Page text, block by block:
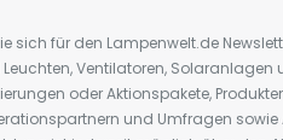
sich für den Lampenwelt.de
Ventilatoren, Solaranlagen
oder Aktionspakete,
und Umfragen